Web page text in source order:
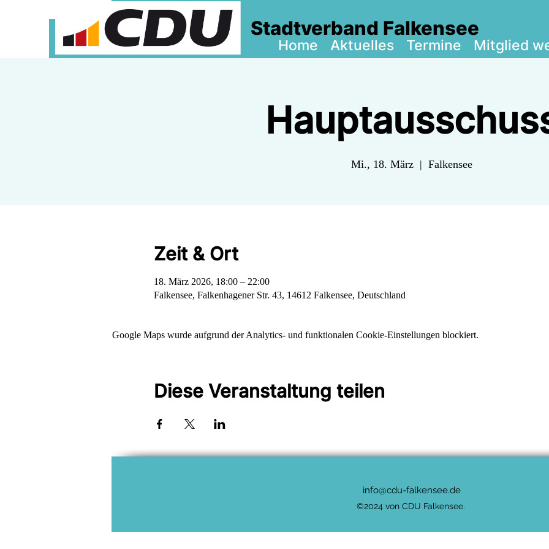
Stadtverband Falkensee
Home Aktuelles Termine Mitglied
Mi., 18. März
  |
Falkensee
Zeit & Ort
18. März 2026, 18:00 – 22:00
Falkensee, Falkenhagener Str. 43, 14612 Falkensee, Deutschland
Google Maps wurde aufgrund der Analytics- und funktionalen Cookie-Einstellungen blockiert.
Diese Veranstaltung teilen
info@cdu-falkensee.de
©2024 von CDU Falkensee.